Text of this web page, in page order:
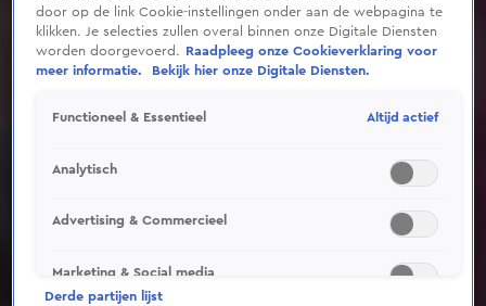
Deze video is niet beschikbaar op je huidige locatie
door op de link Cookie-instellingen onder aan de webpagina te
klikken. Je selecties zullen overal binnen onze Digitale Diensten
worden doorgevoerd.
Raadpleeg onze Cookieverklaring voor
meer informatie.
Bekijk hier onze Digitale Diensten.
Functioneel & Essentieel Altijd actief
Analytisch
Advertising & Commercieel
Marketing & Social media
Derde partijen lijst